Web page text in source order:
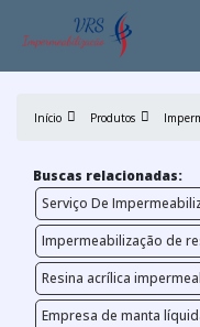
Início Produtos
Buscas relacionadas:
Serviço De
Impermeabilização de
Resina acrílica
Empresa de manta